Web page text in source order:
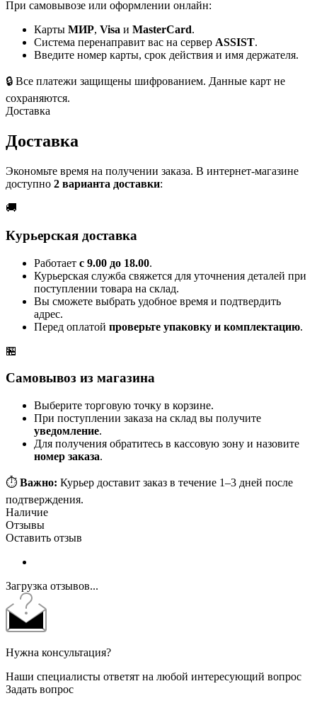
При самовывозе или оформлении онлайн:
Карты МИР, Visa и MasterCard.
Система перенаправит вас на сервер ASSIST.
Введите номер карты, срок действия и имя держателя.
🔒 Все платежи защищены шифрованием. Данные карт не
сохраняются.
Доставка
Доставка
Экономьте время на получении заказа. В интернет-магазине
доступно 2 варианта доставки:
🚚
Курьерская доставка
Работает с 9.00 до 18.00.
Курьерская служба свяжется для уточнения деталей при
поступлении товара на склад.
Вы сможете выбрать удобное время и подтвердить
адрес.
Перед оплатой проверьте упаковку и комплектацию.
🏪
Самовывоз из магазина
Выберите торговую точку в корзине.
При поступлении заказа на склад вы получите
уведомление.
Для получения обратитесь в кассовую зону и назовите
номер заказа.
⏱️ Важно: Курьер доставит заказ в течение 1–3 дней после
подтверждения.
Наличие
Отзывы
Оставить отзыв
Загрузка отзывов...
Нужна консультация?
Наши специалисты ответят на любой интересующий вопрос
Задать вопрос